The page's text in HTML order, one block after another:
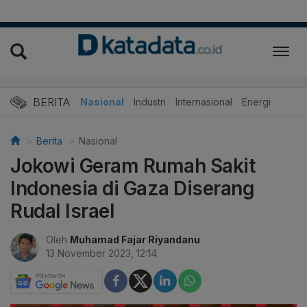
BERITA Nasional Industri Internasional Energi
Berita Nasional
Jokowi Geram Rumah Sakit
Indonesia di Gaza Diserang
Rudal Israel
Oleh Muhamad Fajar Riyandanu
13 November 2023, 12:14